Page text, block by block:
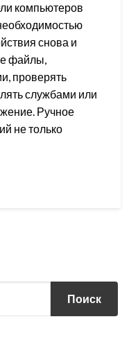
компьютеров
снова и
файлы,
проверять
службами или
Ручное
не только